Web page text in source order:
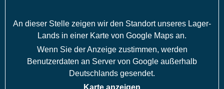
An dieser Stelle zeigen wir den Standort unseres Lager-
Lands in einer Karte von Google Maps an.
Wenn Sie der Anzeige zustimmen, werden
Benutzerdaten an Server von Google außerhalb
Deutschlands gesendet.
Karte anzeigen